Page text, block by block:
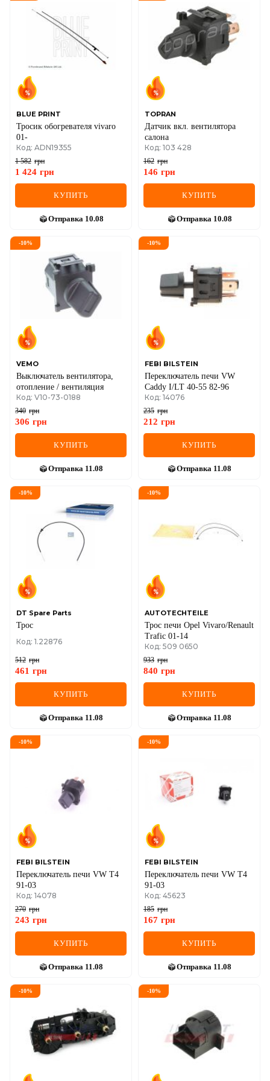
FORD USA
GEELY
GMC
GREAT WALL
HAVAL
INFINITI
IVECO
JAGUAR
JEEP
LANCIA
LAND ROVER
LEXUS
LINCOLN
MERCEDES-BENZ
MINI
MITSUBISHI
NISSAN
PEUGEOT
POLESTAR
RAM
RENAULT
SKODA
SMART
SSANGYONG
SUBARU
SUZUKI
TESLA
TOYOTA
VOLVO
VW
BLUE PRINT
Тросик обогревателя vivaro
01-
Код: ADN19355
1 582 грн
1 424 грн
КУПИТЬ
Отправка 10.08
TOPRAN
Датчик вкл. вентилятора
салона
Код: 103 428
162 грн
146 грн
КУПИТЬ
Отправка 10.08
-10%
VEMO
Выключатель вентилятора,
отопление / вентиляция
Код: V10-73-0188
340 грн
306 грн
КУПИТЬ
Отправка 11.08
-10%
FEBI BILSTEIN
Переключатель печи VW
Caddy I/LT 40-55 82-96
Код: 14076
235 грн
212 грн
КУПИТЬ
Отправка 11.08
-10%
DT Spare Parts
Трос
Код: 1.22876
512 грн
461 грн
КУПИТЬ
Отправка 11.08
-10%
AUTOTECHTEILE
Трос печи Opel Vivaro/Renault
Trafic 01-14
Код: 509 0650
933 грн
840 грн
КУПИТЬ
Отправка 11.08
-10%
FEBI BILSTEIN
Переключатель печи VW T4
91-03
Код: 14078
270 грн
243 грн
КУПИТЬ
Отправка 11.08
-10%
FEBI BILSTEIN
Переключатель печи VW T4
91-03
Код: 45623
185 грн
167 грн
КУПИТЬ
Отправка 11.08
-10% -10%